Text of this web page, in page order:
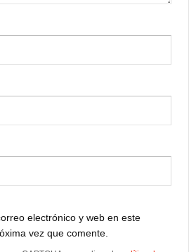
electrónico y web en este
vez que comente.